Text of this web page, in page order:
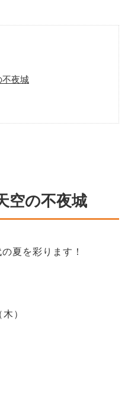
不夜城
空の不夜城
夏を彩ります！
）